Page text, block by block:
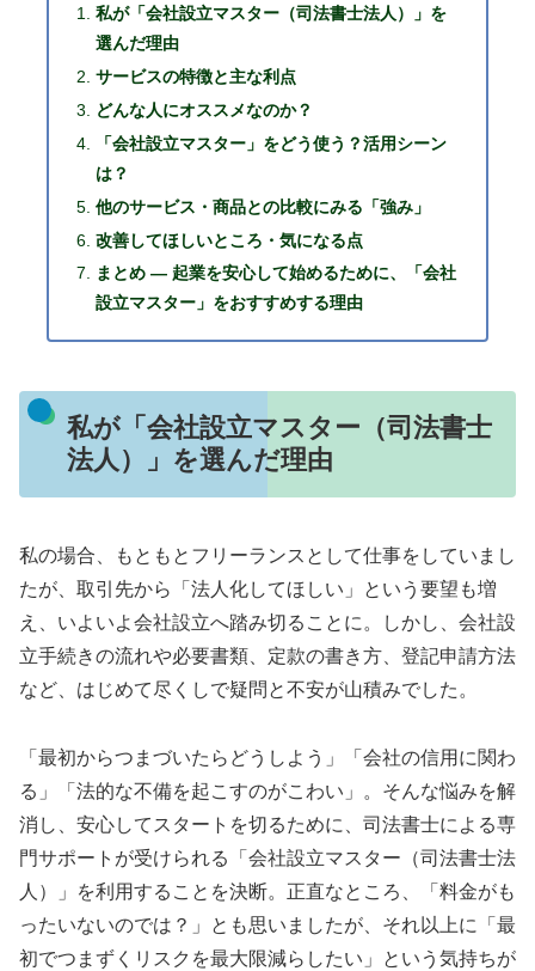
私が「会社設立マスター（司法書士法人）」を
選んだ理由
サービスの特徴と主な利点
どんな人にオススメなのか？
「会社設立マスター」をどう使う？活用シーン
は？
他のサービス・商品との比較にみる「強み」
改善してほしいところ・気になる点
まとめ ― 起業を安心して始めるために、「会社
設立マスター」をおすすめする理由
私が「会社設立マスター（司法書士
法人）」を選んだ理由
私の場合、もともとフリーランスとして仕事をしていまし
たが、取引先から「法人化してほしい」という要望も増
え、いよいよ会社設立へ踏み切ることに。しかし、会社設
立手続きの流れや必要書類、定款の書き方、登記申請方法
など、はじめて尽くしで疑問と不安が山積みでした。
「最初からつまづいたらどうしよう」「会社の信用に関わ
る」「法的な不備を起こすのがこわい」。そんな悩みを解
消し、安心してスタートを切るために、司法書士による専
門サポートが受けられる「会社設立マスター（司法書士法
人）」を利用することを決断。正直なところ、「料金がも
ったいないのでは？」とも思いましたが、それ以上に「最
初でつまずくリスクを最大限減らしたい」という気持ちが